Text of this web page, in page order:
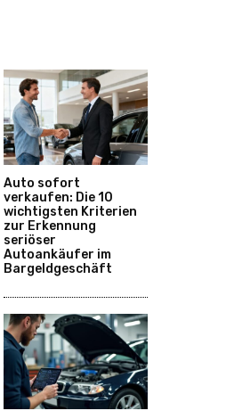
Auto sofort
verkaufen: Die 10
wichtigsten Kriterien
zur Erkennung
seriöser
Autoankäufer im
Bargeldgeschäft